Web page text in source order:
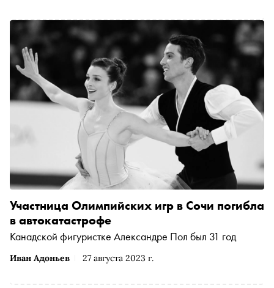
Иван Адоньев 27 августа 2023 г.
Участница Олимпийских игр в Сочи погибла
в автокатастрофе
Канадской фигуристке Александре Пол был 31 год